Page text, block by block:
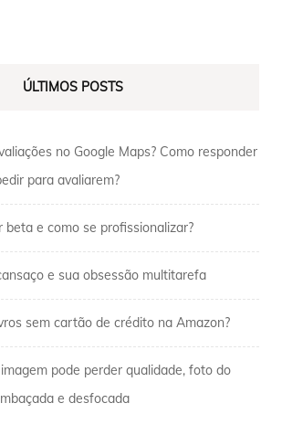
ÚLTIMOS POSTS
no Google Maps? Como responder
para avaliarem?
beta e como se profissionalizar?
e sua obsessão multitarefa
sem cartão de crédito na Amazon?
pode perder qualidade, foto do
e desfocada